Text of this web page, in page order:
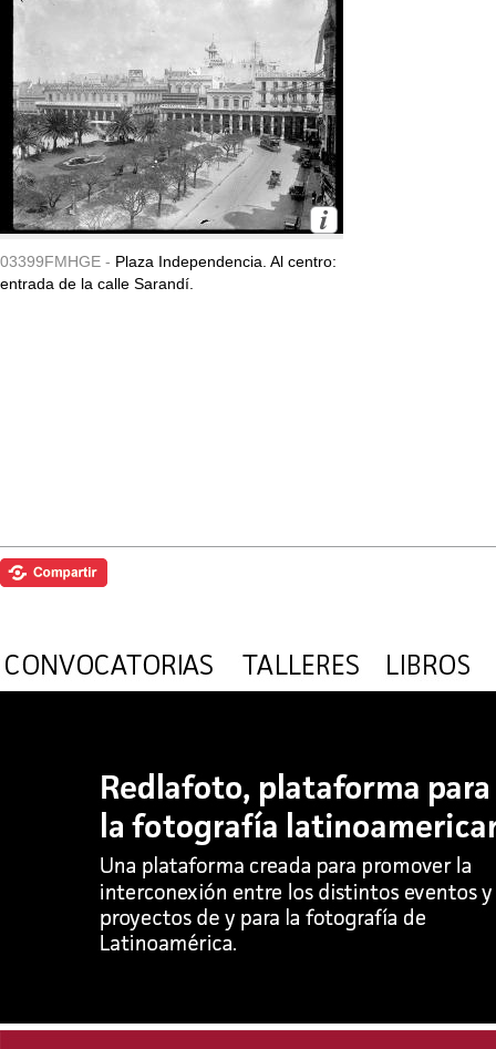
03399FMHGE - Plaza Independencia. Al centro:
entrada de la calle Sarandí.